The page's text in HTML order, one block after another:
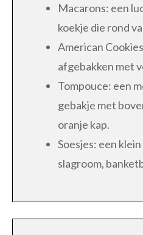
Macarons: een
koekje die rond
American
afgebakken met
Tompouce: een
gebakje met
oranje kap.
Soesjes: een
slagroom,